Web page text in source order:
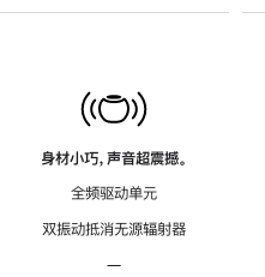
身材小巧，声音超震撼。
全频驱动单元
双振动抵消无源辐射器
—